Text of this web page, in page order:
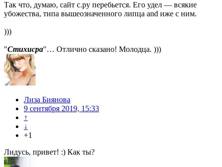
Так что, думаю, сайт с.ру перебьется. Его удел — всякие
убожества, типа вышеозначенного липца and иже с ним.
)))
"Стихисра"… Отлично сказано! Молодца. )))
Лиза Биянова
9 сентября 2019, 15:33
↑
↓
+1
Лидусь, привет! :) Как ты?